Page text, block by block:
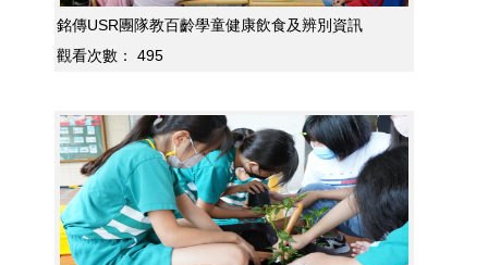
銘傳USR團隊教百齡學童健康飲食及辨別資訊
觀看次數：
495